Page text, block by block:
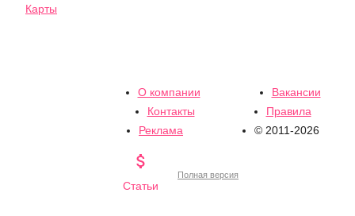
Карты
О компании
Вакансии
Контакты
Правила
Реклама
© 2011-2026

Статьи
Полная версия